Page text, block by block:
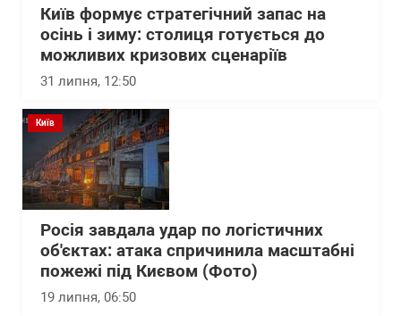
Київ формує стратегічний запас на
осінь і зиму: столиця готується до
можливих кризових сценаріїв
31 липня, 12:50
Київ
Росія завдала удар по логістичних
об'єктах: атака спричинила масштабні
пожежі під Києвом (Фото)
19 липня, 06:50